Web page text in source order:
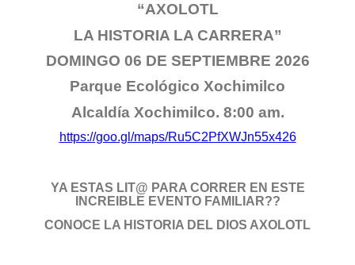
“AXOLOTL
LA HISTORIA LA CARRERA”
DOMINGO 06 DE SEPTIEMBRE 2026
Parque Ecológico Xochimilco
Alcaldía Xochimilco. 8:00 am.
https://goo.gl/maps/Ru5C2PfXWJn55x426
YA ESTAS LIT@ PARA CORRER EN ESTE
INCREIBLE EVENTO FAMILIAR??
CONOCE LA HISTORIA DEL DIOS AXOLOTL